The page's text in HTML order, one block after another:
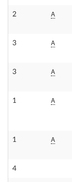
2 A
3 A
3 A
1 A
1 A
4